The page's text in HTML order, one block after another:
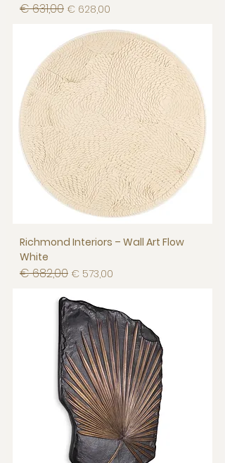
Normale prijs
€ 631,00 Verkoopprijs
€ 628,00
Richmond Interiors – Wall Art Flow
White
Normale prijs
€ 682,00 Verkoopprijs
€ 573,00